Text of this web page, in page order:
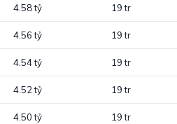
4.58 tỷ 19 tr
4.56 tỷ 19 tr
4.54 tỷ 19 tr
4.52 tỷ 19 tr
4.50 tỷ 19 tr